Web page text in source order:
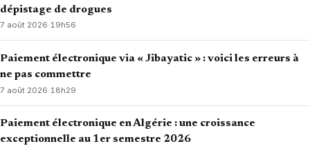
dépistage de drogues
7 août 2026·19h56
Paiement électronique via « Jibayatic » : voici les erreurs à
ne pas commettre
7 août 2026· 18h29
Paiement électronique en Algérie : une croissance
exceptionnelle au 1er semestre 2026